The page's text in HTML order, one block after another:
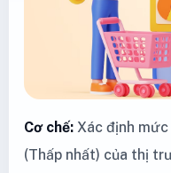
Cơ chế: Xác định
(Thấp nhất) của thị